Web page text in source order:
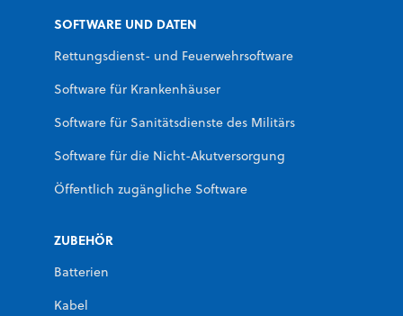
SOFTWARE UND DATEN
Rettungsdienst- und Feuerwehrsoftware
Software für Krankenhäuser
Software für Sanitätsdienste des Militärs
Software für die Nicht-Akutversorgung
Öffentlich zugängliche Software
ZUBEHÖR
Batterien
Kabel